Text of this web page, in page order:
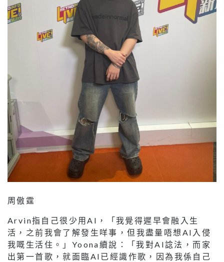
周傲霆
Arvin指自己很少用AI，「我覺得遲早會融入生
活，之前我會了解發生咩事，但我盡量唔想AI入侵
我嘅生活住。」Yoona續說：「我對AI諗法，而家
出第一首歌，就面臨AI已經識作歌，因為我係自己